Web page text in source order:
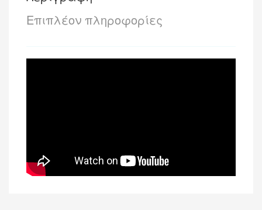
Επιπλέον πληροφορίες